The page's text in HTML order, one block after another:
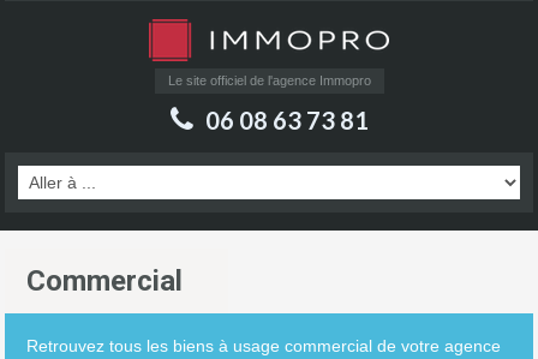
Le site officiel de l'agence Immopro
06 08 63 73 81
Commercial
Retrouvez tous les biens à usage commercial de votre agence